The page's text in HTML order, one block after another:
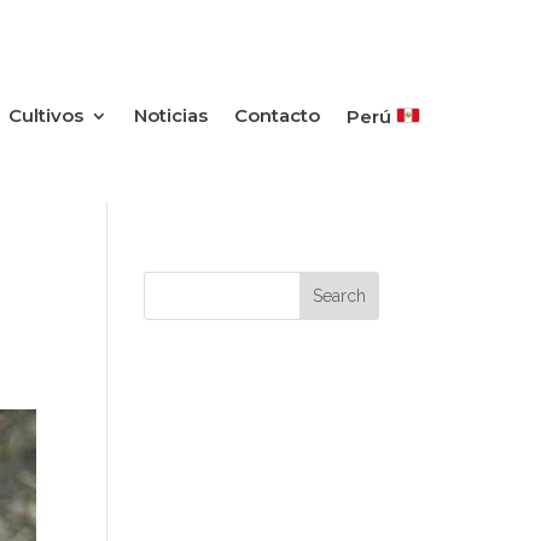
Cultivos Noticias Contacto Perú